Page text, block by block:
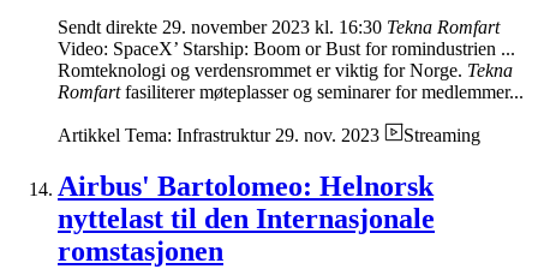
Sendt direkte 29. november 2023 kl. 16:30 Tekna Romfart
Video: SpaceX’ Starship: Boom or Bust for romindustrien ...
Romteknologi og verdensrommet er viktig for Norge. Tekna
Romfartfasiliterer møteplasser og seminarer for medlemmer...
Artikkel Tema: Infrastruktur 29. nov. 2023 Streaming
Airbus' Bartolomeo: Helnorsk
nyttelast til den Internasjonale
romstasjonen